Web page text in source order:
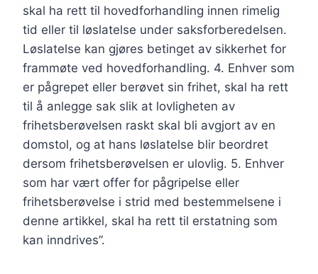
skal ha rett til hovedforhandling innen rimelig
tid eller til løslatelse under saksforberedelsen.
Løslatelse kan gjøres betinget av sikkerhet for
frammøte ved hovedforhandling. 4. Enhver som
er pågrepet eller berøvet sin frihet, skal ha rett
til å anlegge sak slik at lovligheten av
frihetsberøvelsen raskt skal bli avgjort av en
domstol, og at hans løslatelse blir beordret
dersom frihetsberøvelsen er ulovlig. 5. Enhver
som har vært offer for pågripelse eller
frihetsberøvelse i strid med bestemmelsene i
denne artikkel, skal ha rett til erstatning som
kan inndrives”.